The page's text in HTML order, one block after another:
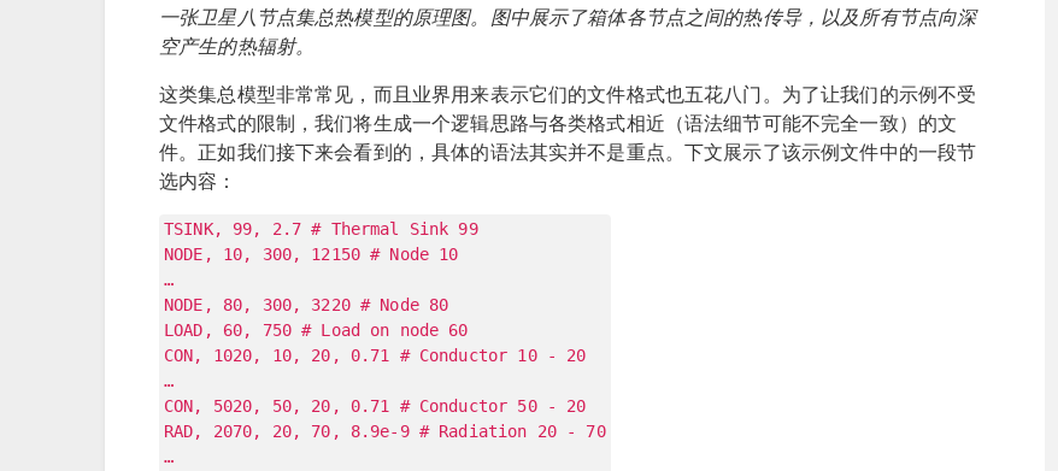
一张卫星八节点集总热模型的原理图。图中展示了箱体各节点之间的热传导，以及所有节点向深
空产生的热辐射。
这类集总模型非常常见，而且业界用来表示它们的文件格式也五花八门。为了让我们的示例不受
文件格式的限制，我们将生成一个逻辑思路与各类格式相近（语法细节可能不完全一致）的文
件。正如我们接下来会看到的，具体的语法其实并不是重点。下文展示了该示例文件中的一段节
选内容：
TSINK, 99, 2.7 # Thermal Sink 99
NODE, 10, 300, 12150 # Node 10
…
NODE, 80, 300, 3220 # Node 80
LOAD, 60, 750 # Load on node 60
CON, 1020, 10, 20, 0.71 # Conductor 10 - 20
…
CON, 5020, 50, 20, 0.71 # Conductor 50 - 20
RAD, 2070, 20, 70, 8.9e-9 # Radiation 20 - 70
…